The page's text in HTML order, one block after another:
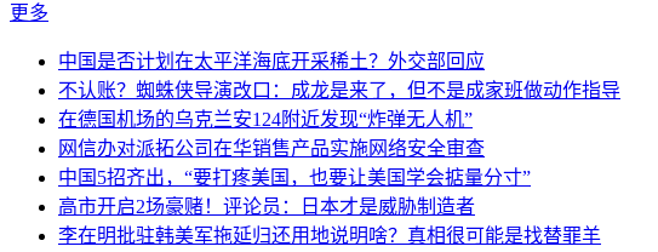
更多
中国是否计划在太平洋海底开采稀土？外交部回应
不认账？蜘蛛侠导演改口：成龙是来了，但不是成家班做动作指导
在德国机场的乌克兰安124附近发现“炸弹无人机”
网信办对派拓公司在华销售产品实施网络安全审查
中国5招齐出，“要打疼美国，也要让美国学会掂量分寸”
高市开启2场豪赌！评论员：日本才是威胁制造者
李在明批驻韩美军拖延归还用地说明啥？真相很可能是找替罪羊